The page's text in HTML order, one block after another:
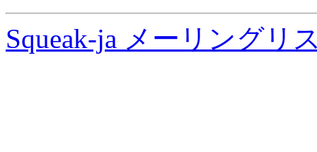
Squeak-ja メーリングリ